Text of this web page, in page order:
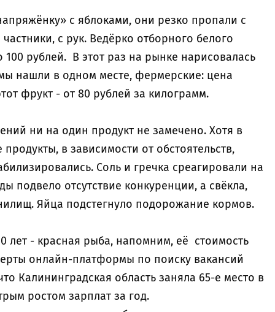
с яблоками, они резко пропали с
с рук. Ведёрко отборного белого
рублей. В этот раз на рынке нарисовалась
нашли в одном месте, фермерские: цена
фрукт - от 80 рублей за килограмм.
ни на один продукт не замечено. Хотя в
в зависимости от обстоятельств,
Соль и гречка среагировали на
подвело отсутствие конкуренции, а свёкла,
Яйца подстегнуло подорожание кормов.
лет - красная рыба, напомним, её стоимость
онлайн-платформы по поиску вакансий
Калининградская область заняла 65-е место в
ростом зарплат за год.